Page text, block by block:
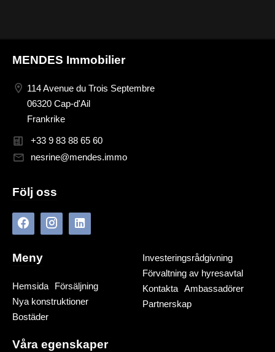
MENDES Immobilier
114 Avenue du Trois Septembre
06320 Cap-d'Ail
Frankrike
+33 9 83 88 65 60
nesrine@mendes.immo
Följ oss
Meny
Hemsida
Försäljning
Nya konstruktioner
Bostäder
Investeringsrådgivning
Förvaltning av hyresavtal
Kontakta
Ambassadörer
Partnerskap
Våra egenskaper